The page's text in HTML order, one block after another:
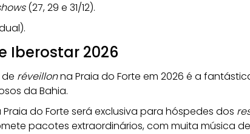
(27, 29 e 31/12).
Iberostar 2026
réveillon na Praia do Forte em 2026 é a
da Bahia.
do Forte será exclusiva para hóspedes dos
pacotes extraordinários, com muita música